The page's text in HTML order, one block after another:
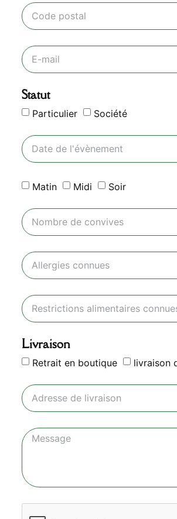
Statut
Particulier Société
Matin Midi Soir
Livraison
Retrait en boutique livraison